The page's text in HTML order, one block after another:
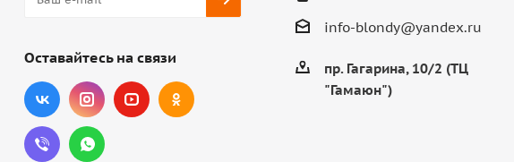
Оставайтесь на связи
info-blondy@yandex.ru
пр. Гагарина, 10/2 (ТЦ
"Гамаюн")